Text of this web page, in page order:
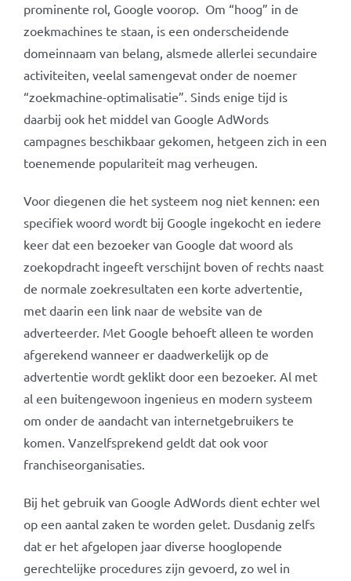
prominente rol, Google voorop. Om “hoog” in de
zoekmachines te staan, is een onderscheidende
domeinnaam van belang, alsmede allerlei secundaire
activiteiten, veelal samengevat onder de noemer
“zoekmachine-optimalisatie”. Sinds enige tijd is
daarbij ook het middel van Google AdWords
campagnes beschikbaar gekomen, hetgeen zich in een
toenemende populariteit mag verheugen.
Voor diegenen die het systeem nog niet kennen: een
specifiek woord wordt bij Google ingekocht en iedere
keer dat een bezoeker van Google dat woord als
zoekopdracht ingeeft verschijnt boven of rechts naast
de normale zoekresultaten een korte advertentie,
met daarin een link naar de website van de
adverteerder. Met Google behoeft alleen te worden
afgerekend wanneer er daadwerkelijk op de
advertentie wordt geklikt door een bezoeker. Al met
al een buitengewoon ingenieus en modern systeem
om onder de aandacht van internetgebruikers te
komen. Vanzelfsprekend geldt dat ook voor
franchiseorganisaties.
Bij het gebruik van Google AdWords dient echter wel
op een aantal zaken te worden gelet. Dusdanig zelfs
dat er het afgelopen jaar diverse hooglopende
gerechtelijke procedures zijn gevoerd, zo wel in